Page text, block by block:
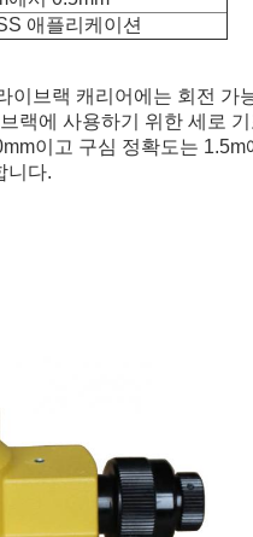
애플리케이션
이브랙 캐리어에는 회전 가
랙에 사용하기 위한 세로
이고 구심 정확도는 1.5m
니다.